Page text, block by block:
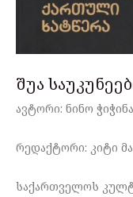
შუა
ავტორი: ნინო
რედაქტორი: კიტი
საქართველოს